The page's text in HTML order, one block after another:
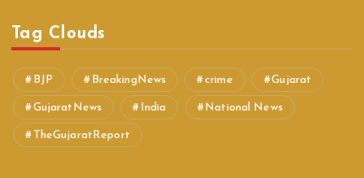
Tag Clouds
BJP BreakingNews crime Gujarat
GujaratNews India National News
TheGujaratReport